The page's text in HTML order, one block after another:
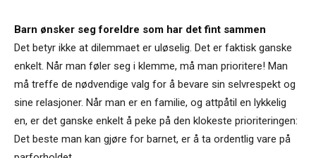
Barn ønsker seg foreldre som har det fint sammen
Det betyr ikke at dilemmaet er uløselig. Det er faktisk ganske
enkelt. Når man føler seg i klemme, må man prioritere! Man
må treffe de nødvendige valg for å bevare sin selvrespekt og
sine relasjoner. Når man er en familie, og attpåtil en lykkelig
en, er det ganske enkelt å peke på den klokeste prioriteringen:
Det beste man kan gjøre for barnet, er å ta ordentlig vare på